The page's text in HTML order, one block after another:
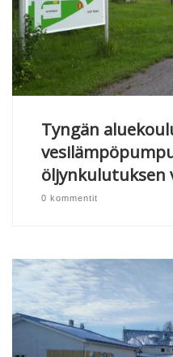
Tyngän
öljynkulutuksen
0 kommentit